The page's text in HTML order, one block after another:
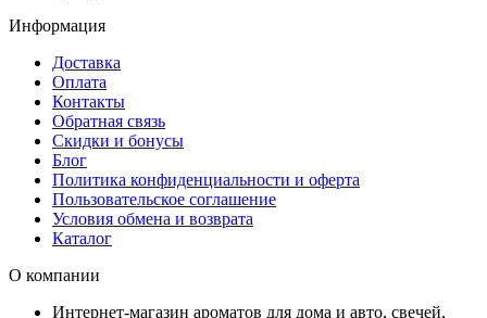
Информация
Доставка
Оплата
Контакты
Обратная связь
Скидки и бонусы
Блог
Политика конфиденциальности и оферта
Пользовательское соглашение
Условия обмена и возврата
Каталог
О компании
Интернет-магазин ароматов для дома и авто, свечей,